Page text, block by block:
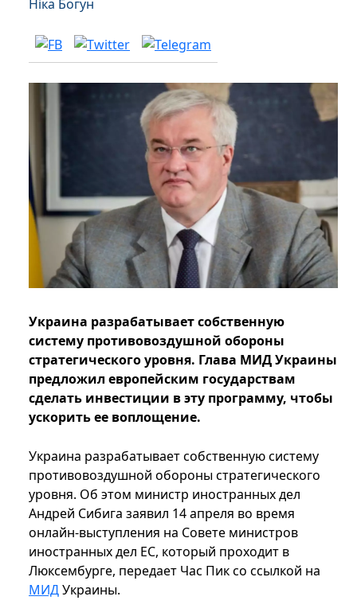
Ніка Богун
Украина разрабатывает собственную
систему противовоздушной обороны
стратегического уровня. Глава МИД Украины
предложил европейским государствам
сделать инвестиции в эту программу, чтобы
ускорить ее воплощение.
Украина разрабатывает собственную систему
противовоздушной обороны стратегического
уровня. Об этом министр иностранных дел
Андрей Сибига заявил 14 апреля во время
онлайн-выступления на Совете министров
иностранных дел ЕС, который проходит в
Люксембурге, передает Час Пик со ссылкой на
МИДУкраины.